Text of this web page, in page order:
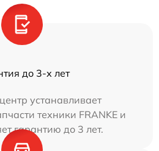
до 3-х лет
устанавливает
техники FRANKE и
гарантию до 3 лет.